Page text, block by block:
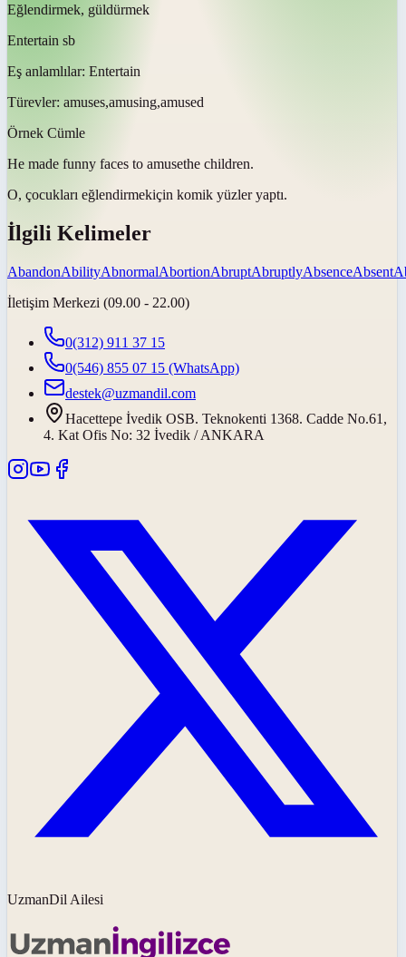
Eğlendirmek, güldürmek
Entertain sb
Eş anlamlılar: Entertain
Türevler: amuses,amusing,amused
Örnek Cümle
He made funny faces to amusethe children.
O, çocukları eğlendirmekiçin komik yüzler yaptı.
İlgili Kelimeler
AbandonAbilityAbnormalAbortionAbruptAbruptlyAbsenceAbsent
İletişim Merkezi (09.00 - 22.00)
0(312) 911 37 15
0(546) 855 07 15 (WhatsApp)
destek@uzmandil.com
Hacettepe İvedik OSB. Teknokenti 1368. Cadde No.61,
4. Kat Ofis No: 32 İvedik / ANKARA
UzmanDil Ailesi